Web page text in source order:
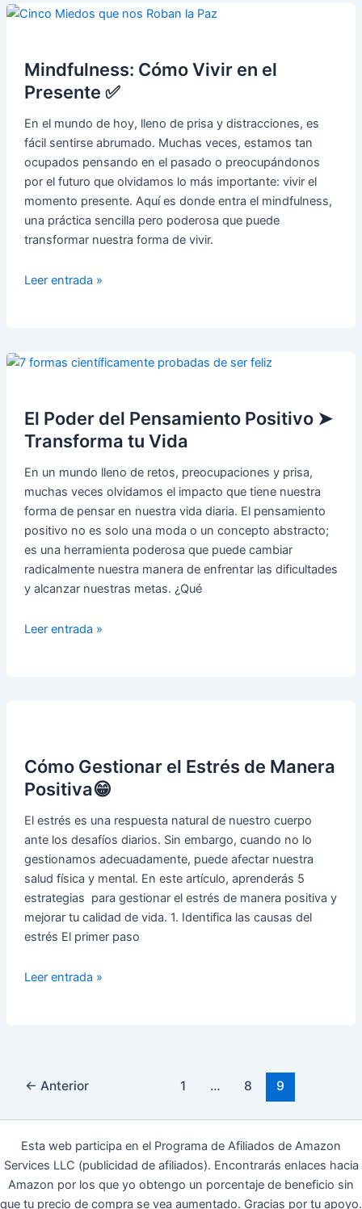
Impostor】
lograrlo!
💪
Mindfulness: Cómo Vivir en el
Presente ✅
En el mundo de hoy, lleno de prisa y distracciones, es
fácil sentirse abrumado. Muchas veces, estamos tan
ocupados pensando en el pasado o preocupándonos
por el futuro que olvidamos lo más importante: vivir el
momento presente. Aquí es donde entra el mindfulness,
una práctica sencilla pero poderosa que puede
transformar nuestra forma de vivir.
Mindfulness:
el
Leer entrada »
El Poder del Pensamiento Positivo ➤
Transforma tu Vida
En un mundo lleno de retos, preocupaciones y prisa,
muchas veces olvidamos el impacto que tiene nuestra
forma de pensar en nuestra vida diaria. El pensamiento
positivo no es solo una moda o un concepto abstracto;
es una herramienta poderosa que puede cambiar
radicalmente nuestra manera de enfrentar las dificultades
y alcanzar nuestras metas. ¿Qué
El
tu
Vida
Leer entrada »
Cómo Gestionar el Estrés de Manera
Positiva😁
El estrés es una respuesta natural de nuestro cuerpo
ante los desafíos diarios. Sin embargo, cuando no lo
gestionamos adecuadamente, puede afectar nuestra
salud física y mental. En este artículo, aprenderás 5
estrategias para gestionar el estrés de manera positiva y
mejorar tu calidad de vida. 1. Identifica las causas del
estrés El primer paso
Cómo
Positiva
Leer entrada »
← Anterior 1 … 8 9
Esta web participa en el Programa de Afiliados de Amazon
Services LLC (publicidad de afiliados). Encontrarás enlaces hacia
Amazon por los que yo obtengo un porcentaje de beneficio sin
que tu precio de compra se vea aumentado. Gracias por tu apoyo.